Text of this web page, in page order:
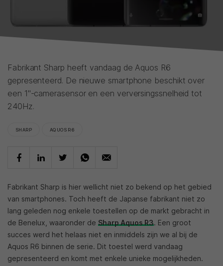
Fabrikant Sharp heeft vandaag de Aquos R6
gepresenteerd. De nieuwe smartphone beschikt over
een 1"-camerasensor en een verversingssnelheid tot
240Hz.
SHARP AQUOS R6
Fabrikant Sharp is hier wellicht niet zo bekend op het gebied
van smartphones. Toch heeft de Japanse fabrikant niet zo
lang geleden nog enkele toestellen op de markt gebracht in
de Benelux, waaronder de Sharp Aquos R3. Een groot
succes werd het helaas niet en inmiddels zijn we al bij de
Aquos R6 binnen de serie. Dit toestel werd vandaag
gepresenteerd en komt met enkele unieke mogelijkheden.